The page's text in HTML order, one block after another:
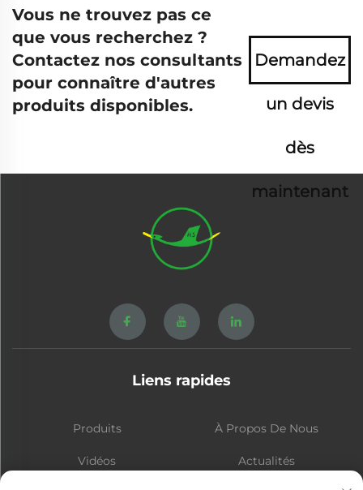
Vous ne trouvez pas ce
que vous recherchez ?
Contactez nos consultants
pour connaître d'autres
produits disponibles.
Demandez
un devis
dès
maintenant
Liens rapides
Produits À Propos De Nous
Vidéos Actualités